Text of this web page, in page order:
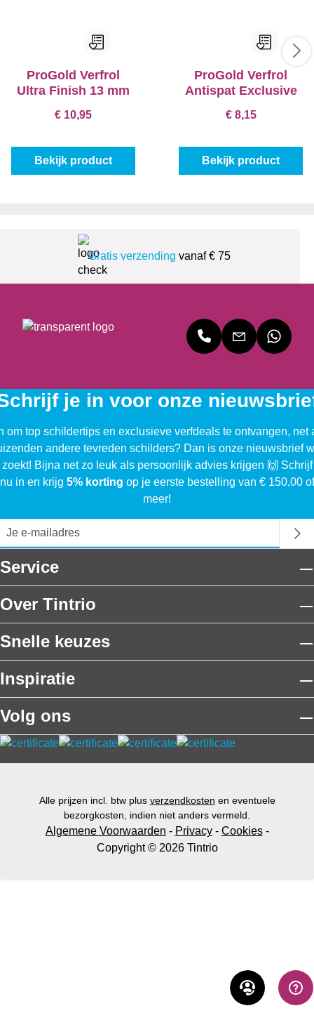
ProGold Verfrol
Ultra Finish 13 mm
€ 10,95
Bekijk product
ProGold Verfrol
Antispat Exclusive
€ 8,15
Bekijk product
Gratis verzending vanaf € 75
je in voor onze
om top schildertips en exclusieve verfdeals te ontvangen, net
andere tevreden schilders? Dan is onze nieuwsbrief
Bijna net zo leuk als persoonlijk advies krijgen 🙌
nu in en krijg 5% korting op je eerste bestelling van € 150,00 of
meer!
Service
Over Tintrio
Snelle keuzes
Inspiratie
Volg ons
Alle prijzen incl. btw plus verzendkosten en eventuele
bezorgkosten, indien niet anders vermeld.
Algemene Voorwaarden - Privacy- Cookies-
Copyright © 2026 Tintrio